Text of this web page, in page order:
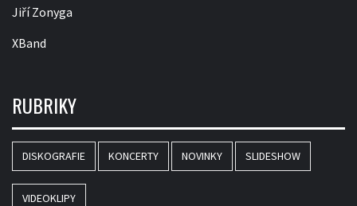
Jiří Zonyga
XBand
RUBRIKY
DISKOGRAFIE KONCERTY NOVINKY SLIDESHOW
VIDEOKLIPY